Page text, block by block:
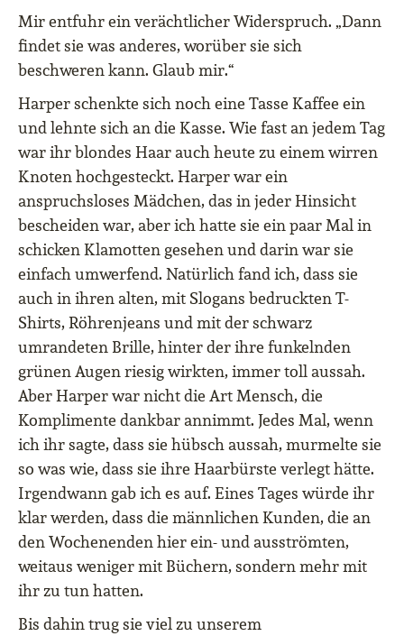
Mir entfuhr ein verächtlicher Widerspruch. „Dann
findet sie was anderes, worüber sie sich
beschweren kann. Glaub mir.“
Harper schenkte sich noch eine Tasse Kaffee ein
und lehnte sich an die Kasse. Wie fast an jedem Tag
war ihr blondes Haar auch heute zu einem wirren
Knoten hochgesteckt. Harper war ein
anspruchsloses Mädchen, das in jeder Hinsicht
bescheiden war, aber ich hatte sie ein paar Mal in
schicken Klamotten gesehen und darin war sie
einfach umwerfend. Natürlich fand ich, dass sie
auch in ihren alten, mit Slogans bedruckten T-
Shirts, Röhrenjeans und mit der schwarz
umrandeten Brille, hinter der ihre funkelnden
grünen Augen riesig wirkten, immer toll aussah.
Aber Harper war nicht die Art Mensch, die
Komplimente dankbar annimmt. Jedes Mal, wenn
ich ihr sagte, dass sie hübsch aussah, murmelte sie
so was wie, dass sie ihre Haarbürste verlegt hätte.
Irgendwann gab ich es auf. Eines Tages würde ihr
klar werden, dass die männlichen Kunden, die an
den Wochenenden hier ein- und ausströmten,
weitaus weniger mit Büchern, sondern mehr mit
ihr zu tun hatten.
Bis dahin trug sie viel zu unserem